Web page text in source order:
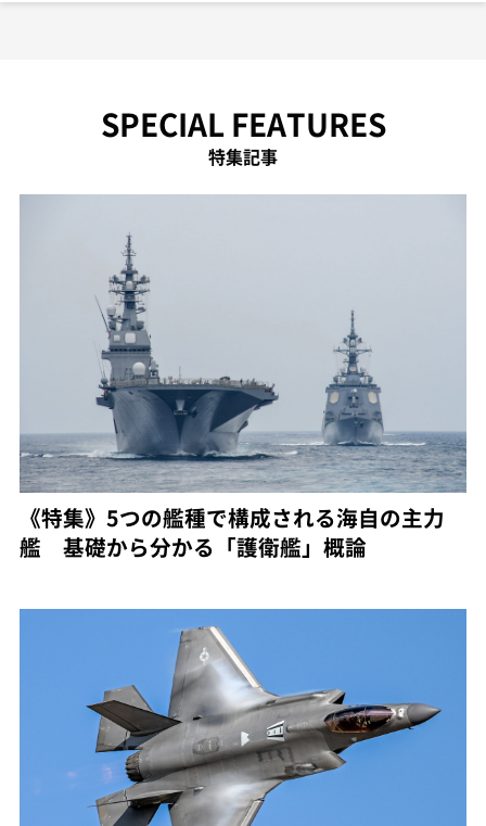
SPECIAL FEATURES
特集記事
《特集》5つの艦種で構成される海自の主力
艦 基礎から分かる「護衛艦」概論